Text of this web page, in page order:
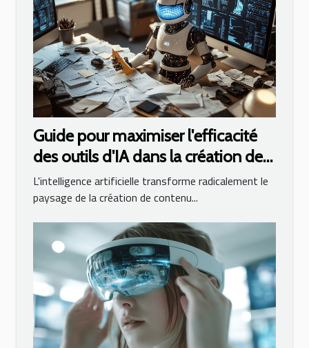
Guide pour maximiser l'efficacité
des outils d'IA dans la création de
contenus professionnels
L'intelligence artificielle transforme radicalement le
paysage de la création de contenu...